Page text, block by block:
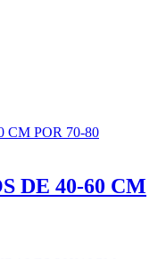
DE 40-60 CM